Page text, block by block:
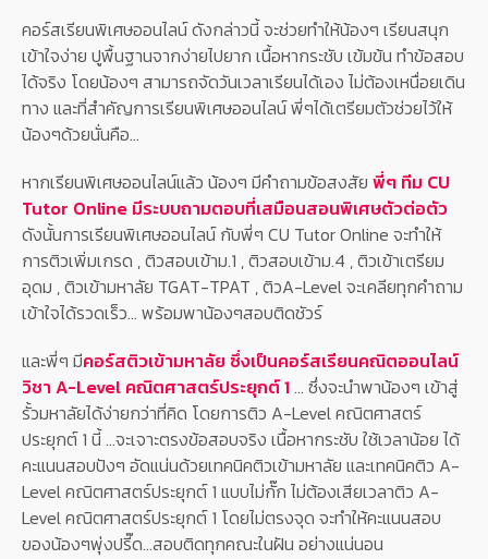
คอร์สเรียนพิเศษออนไลน์ ดังกล่าวนี้ จะช่วยทำให้น้องๆ เรียนสนุก
เข้าใจง่าย ปูพื้นฐานจากง่ายไปยาก เนื้อหากระชับ เข้มข้น ทำข้อสอบ
ได้จริง โดยน้องๆ สามารถจัดวันเวลาเรียนได้เอง ไม่ต้องเหนื่อยเดิน
ทาง และที่สำคัญการเรียนพิเศษออนไลน์ พี่ๆได้เตรียมตัวช่วยไว้ให้
น้องๆด้วยนั่นคือ...
หากเรียนพิเศษออนไลน์แล้ว น้องๆ มีคำถามข้อสงสัย พี่ๆ ทีม CU
Tutor Online มีระบบถามตอบที่เสมือนสอนพิเศษตัวต่อตัว
ดังนั้นการเรียนพิเศษออนไลน์ กับพี่ๆ CU Tutor Online จะทำให้
การติวเพิ่มเกรด , ติวสอบเข้าม.1 , ติวสอบเข้าม.4 , ติวเข้าเตรียม
อุดม , ติวเข้ามหาลัย TGAT-TPAT , ติวA-Level จะเคลียทุกคำถาม
เข้าใจได้รวดเร็ว... พร้อมพาน้องๆสอบติดชัวร์
และพี่ๆ มีคอร์สติวเข้ามหาลัย ซึ่งเป็นคอร์สเรียนคณิตออนไลน์
วิชา A-Level คณิตศาสตร์ประยุกต์ 1... ซึ่งจะนำพาน้องๆ เข้าสู่
รั้วมหาลัยได้ง่ายกว่าที่คิด โดยการติว A-Level คณิตศาสตร์
ประยุกต์ 1 นี้ ...จะเจาะตรงข้อสอบจริง เนื้อหากระชับ ใช้เวลาน้อย ได้
คะแนนสอบปังๆ อัดแน่นด้วยเทคนิคติวเข้ามหาลัย และเทคนิคติว A-
Level คณิตศาสตร์ประยุกต์ 1 แบบไม่กั๊ก ไม่ต้องเสียเวลาติว A-
Level คณิตศาสตร์ประยุกต์ 1 โดยไม่ตรงจุด จะทำให้คะแนนสอบ
ของน้องๆพุ่งปรี๊ด...สอบติดทุกคณะในฝัน อย่างแน่นอน